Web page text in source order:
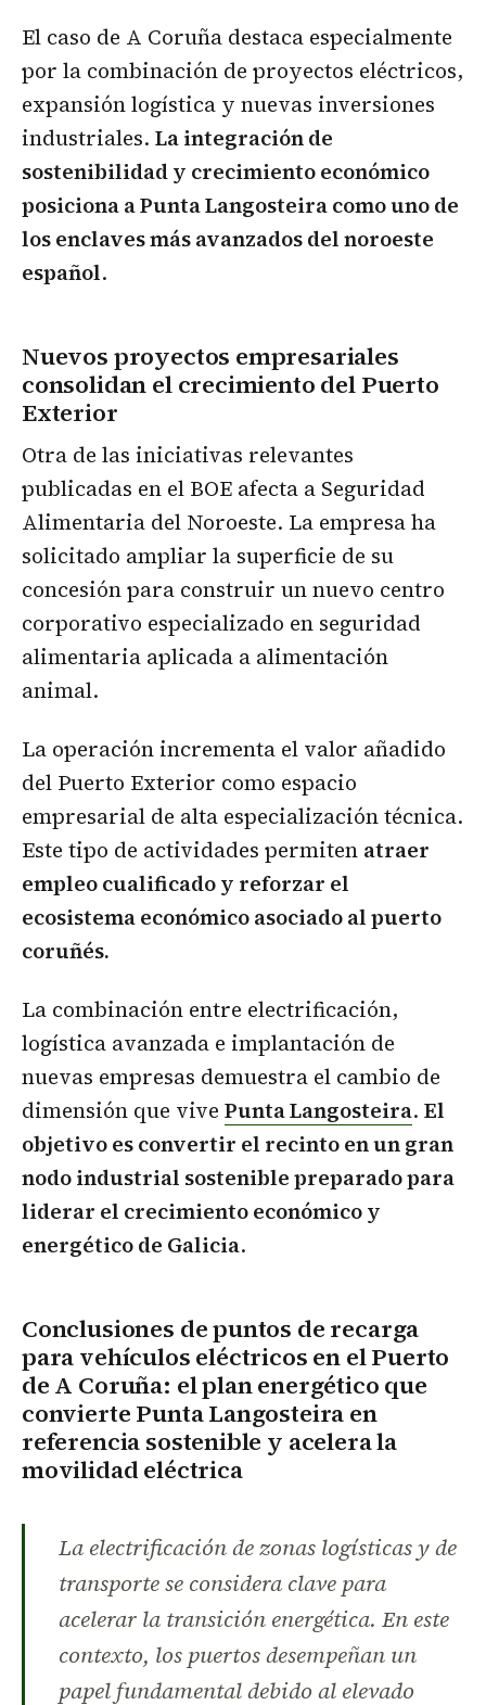
El caso de A Coruña destaca especialmente
por la combinación de proyectos eléctricos,
expansión logística y nuevas inversiones
industriales. La integración de
sostenibilidad y crecimiento económico
posiciona a Punta Langosteira como uno de
los enclaves más avanzados del noroeste
español.
Nuevos proyectos empresariales
consolidan el crecimiento del Puerto
Exterior
Otra de las iniciativas relevantes
publicadas en el BOE afecta a Seguridad
Alimentaria del Noroeste. La empresa ha
solicitado ampliar la superficie de su
concesión para construir un nuevo centro
corporativo especializado en seguridad
alimentaria aplicada a alimentación
animal.
La operación incrementa el valor añadido
del Puerto Exterior como espacio
empresarial de alta especialización técnica.
Este tipo de actividades permiten atraer
empleo cualificado y reforzar el
ecosistema económico asociado al puerto
coruñés.
La combinación entre electrificación,
logística avanzada e implantación de
nuevas empresas demuestra el cambio de
dimensión que vive Punta Langosteira. El
objetivo es convertir el recinto en un gran
nodo industrial sostenible preparado para
liderar el crecimiento económico y
energético de Galicia.
Conclusiones de puntos de recarga
para vehículos eléctricos en el Puerto
de A Coruña: el plan energético que
convierte Punta Langosteira en
referencia sostenible y acelera la
movilidad eléctrica
La electrificación de zonas logísticas y de
transporte se considera clave para
acelerar la transición energética. En este
contexto, los puertos desempeñan un
papel fundamental debido al elevado